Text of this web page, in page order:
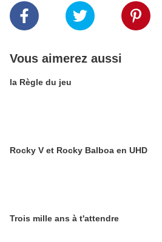
Vous aimerez aussi
la Règle du jeu
Rocky V et Rocky Balboa en UHD
Trois mille ans à t'attendre